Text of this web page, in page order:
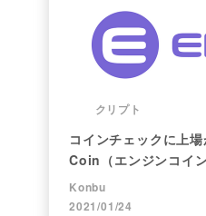
クリプト
コインチェックに上
Coin（エンジンコイ
Konbu
2021/01/24